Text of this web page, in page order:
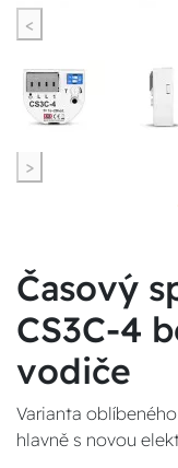
<
>
Časový
CS3C-4
vodiče
Varianta
hlavně s novou